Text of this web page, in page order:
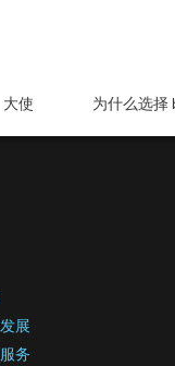
大使 为什么选择
展
务